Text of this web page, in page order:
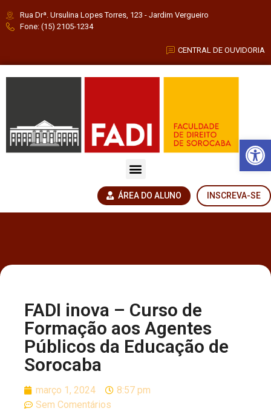
Rua Drª. Ursulina Lopes Torres, 123 - Jardim Vergueiro
Fone: (15) 2105-1234
CENTRAL DE OUVIDORIA
ÁREA DO ALUNO INSCREVA-SE
FADI inova – Curso de
Formação aos Agentes
Públicos da Educação de
Sorocaba
março 1, 2024
8:57 pm
Sem Comentários
Barra de